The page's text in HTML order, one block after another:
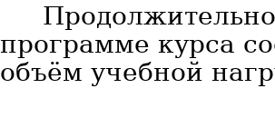
программе курса
объём учебной